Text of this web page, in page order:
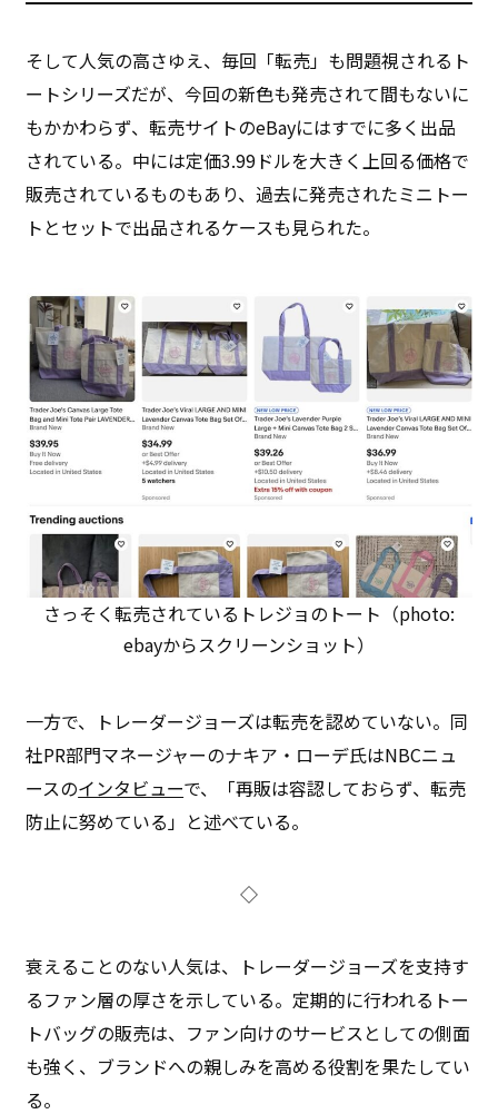
そして人気の高さゆえ、毎回「転売」も問題視されるト
ートシリーズだが、今回の新色も発売されて間もないに
もかかわらず、転売サイトのeBayにはすでに多く出品
されている。中には定価3.99ドルを大きく上回る価格で
販売されているものもあり、過去に発売されたミニトー
トとセットで出品されるケースも見られた。
さっそく転売されているトレジョのトート（photo:
ebayからスクリーンショット）
一方で、トレーダージョーズは転売を認めていない。同
社PR部門マネージャーのナキア・ローデ氏はNBCニュ
ースのインタビューで、「再販は容認しておらず、転売
防止に努めている」と述べている。
◇
衰えることのない人気は、トレーダージョーズを支持す
るファン層の厚さを示している。定期的に行われるトー
トバッグの販売は、ファン向けのサービスとしての側面
も強く、ブランドへの親しみを高める役割を果たしてい
る。